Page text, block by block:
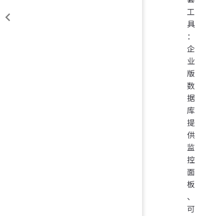
工
具
：
企
业
版
数
据
库
提
供
监
控
面
板
、
可